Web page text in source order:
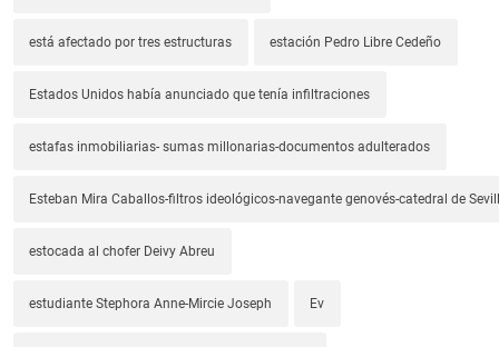
está afectado por tres estructuras estación Pedro Libre Cedeño
Estados Unidos había anunciado que tenía infiltraciones
estafas inmobiliarias- sumas millonarias-documentos adulterados
Esteban Mira Caballos-filtros ideológicos-navegante genovés-catedral de
estocada al chofer Deivy Abreu
estudiante Stephora Anne-Mircie Joseph Ev